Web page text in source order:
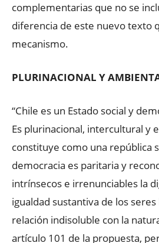
complementarias que no se
diferencia de este nuevo texto
mecanismo.
PLURINACIONAL Y
“Chile es un Estado social y
Es plurinacional, intercultural y
constituye como una república
democracia es paritaria y
intrínsecos e irrenunciables la
igualdad sustantiva de los
relación indisoluble con la
artículo 101 de la propuesta,